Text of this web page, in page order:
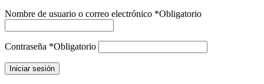
Nombre de usuario o correo electrónico *Obligatorio
Contraseña *Obligatorio
Iniciar sesión